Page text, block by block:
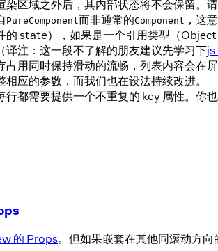
染区域之外后，其内部状态将不会保留。
PureComponent而非通常的Component ，这
的 state），如果是一个引用类型（
译注：这一段不了解的朋友建议先学习下js
占用同时保持滑动的流畅，列表内容会在
相应的参数，而我们也在设法持续改进。
行都需要提供一个不重复的 key 属性。你
的 Props。但如果嵌套在其他同滚动方